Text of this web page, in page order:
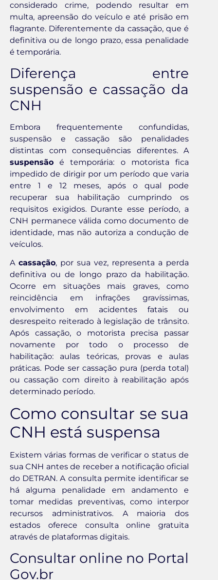
considerado crime, podendo resultar em
multa, apreensão do veículo e até prisão em
flagrante. Diferentemente da cassação, que é
definitiva ou de longo prazo, essa penalidade
é temporária.
Diferença entre
suspensão e cassação da
CNH
Embora frequentemente confundidas,
suspensão e cassação são penalidades
distintas com consequências diferentes. A
suspensão é temporária: o motorista fica
impedido de dirigir por um período que varia
entre 1 e 12 meses, após o qual pode
recuperar sua habilitação cumprindo os
requisitos exigidos. Durante esse período, a
CNH permanece válida como documento de
identidade, mas não autoriza a condução de
veículos.
A cassação, por sua vez, representa a perda
definitiva ou de longo prazo da habilitação.
Ocorre em situações mais graves, como
reincidência em infrações gravíssimas,
envolvimento em acidentes fatais ou
desrespeito reiterado à legislação de trânsito.
Após cassação, o motorista precisa passar
novamente por todo o processo de
habilitação: aulas teóricas, provas e aulas
práticas. Pode ser cassação pura (perda total)
ou cassação com direito à reabilitação após
determinado período.
Como consultar se sua
CNH está suspensa
Existem várias formas de verificar o status de
sua CNH antes de receber a notificação oficial
do DETRAN. A consulta permite identificar se
há alguma penalidade em andamento e
tomar medidas preventivas, como interpor
recursos administrativos. A maioria dos
estados oferece consulta online gratuita
através de plataformas digitais.
Consultar online no Portal
Gov.br